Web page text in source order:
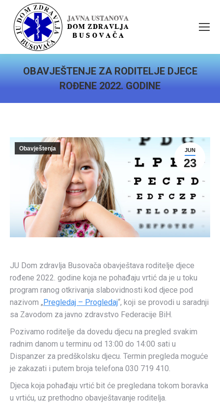
OBAVJEŠTENJE ZA RODITELJE DJECE
ROĐENE 2022. GODINE
JUN
23
Obavještenja
JU Dom zdravlja Busovača obavještava roditelje djece
rođene 2022. godine koja ne pohađaju vrtić da je u toku
program ranog otkrivanja slabovidnosti kod djece pod
nazivom „Pregledaj – Progledaj“, koji se provodi u saradnji
sa Zavodom za javno zdravstvo Federacije BiH.
Pozivamo roditelje da dovedu djecu na pregled svakim
radnim danom u terminu od 13:00 do 14:00 sati u
Dispanzer za predškolsku djecu. Termin pregleda moguće
je zakazati i putem broja telefona 030 719 410.
Djeca koja pohađaju vrtić bit će pregledana tokom boravka
u vrtiću, uz prethodno obavještavanje roditelja.